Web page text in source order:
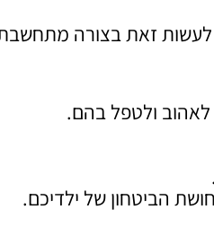
זאת בצורה
ולטפל בהם.
הביטחון של ילדיכם.